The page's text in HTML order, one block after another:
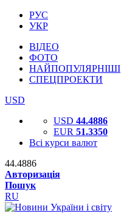
РУС
УКР
ВІДЕО
ФОТО
НАЙПОПУЛЯРНІШІ
СПЕЦПРОЕКТИ
USD
USD 44.4886
EUR 51.3350
Всі курси валют
44.4886
Авторизація
Пошук
RU